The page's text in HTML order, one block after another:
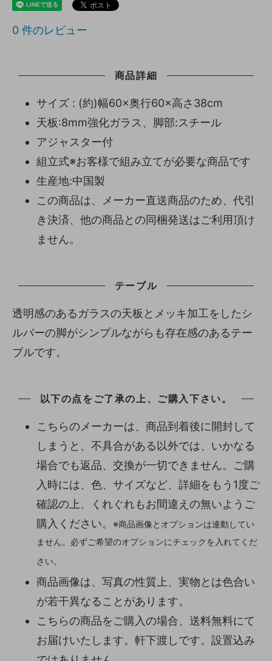
0 件のレビュー
商品詳細
サイズ : (約)幅60×奥行60×高さ38cm
天板:8mm強化ガラス、脚部:スチール
アジャスター付
組立式※お客様で組み立てが必要な商品です
生産地:中国製
この商品は、メーカー直送商品のため、代引
き決済、他の商品との同梱発送はご利用頂け
ません。
テーブル
透明感のあるガラスの天板とメッキ加工をしたシ
ルバーの脚がシンプルながらも存在感のあるテー
ブルです。
以下の点をご了承の上、ご購入下さい。
こちらのメーカーは、商品到着後に開封して
しまうと、不具合がある以外では、いかなる
場合でも返品、交換が一切できません。ご購
入時には、色、サイズなど、詳細をもう1度ご
確認の上、くれぐれもお間違えの無いようご
購入ください。
※商品画像とオプションは連動してい
ません。必ずご希望のオプションにチェックを入れてくだ
さい。
商品画像は、写真の性質上、実物とは色合い
が若干異なることがあります。
こちらの商品をご購入の場合、送料無料にて
お届けいたします。軒下渡しです。設置込み